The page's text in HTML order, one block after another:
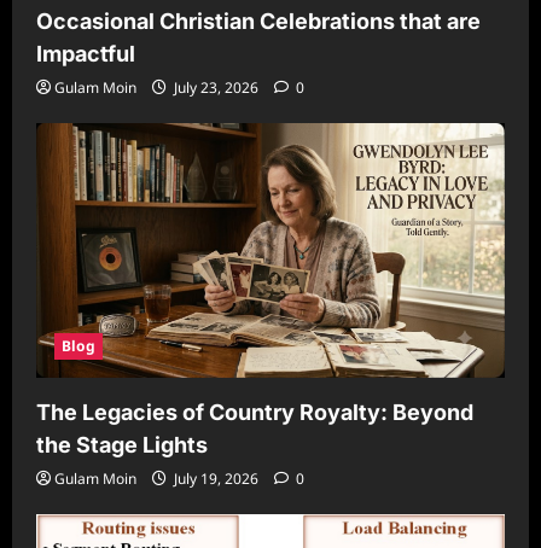
Occasional Christian Celebrations that are
Impactful
Gulam Moin July 23, 2026 0
Blog
The Legacies of Country Royalty: Beyond
the Stage Lights
Gulam Moin July 19, 2026 0